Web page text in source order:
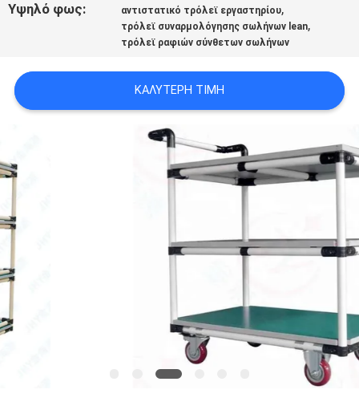
ΠΕΡΙΠΤΏΣΕΙΣ
ΖΗΤΉΣΤΕ
ΈΝΑ
SITEMAP
PRIVACY
POLICY
Υψηλό φως: αντιστατικό τρόλεϊ εργαστηρίου,
τρόλεϊ συναρμολόγησης σωλήνων lean,
τρόλεϊ ραφιών σύνθετων σωλήνων
ΚΑΛΎΤΕΡΗ ΤΙΜΉ